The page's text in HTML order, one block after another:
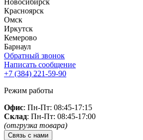
Новосибирск
Красноярск
Омск
Иркутск
Кемерово
Барнаул
Обратный звонок
Написать сообщение
+7 (384) 221-59-90
Режим работы
Офис: Пн-Пт: 08:45-17:15
Склад: Пн-Пт: 08:45-17:00
(отгрузка товара)
Связь с нами